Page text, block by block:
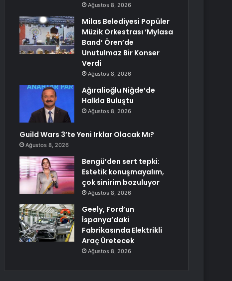
Ağustos 8, 2026
Milas Belediyesi Popüler
Müzik Orkestrası ‘Mylasa
Band’ Ören’de
Unutulmaz Bir Konser
Verdi
Ağustos 8, 2026
Ağıralioğlu Niğde’de
Halkla Buluştu
Ağustos 8, 2026
Guild Wars 3’te Yeni Irklar Olacak Mı?
Ağustos 8, 2026
Bengü’den sert tepki:
Estetik konuşmayalım,
çok sinirim bozuluyor
Ağustos 8, 2026
Geely, Ford’un
İspanya’daki
Fabrikasında Elektrikli
Araç Üretecek
Ağustos 8, 2026